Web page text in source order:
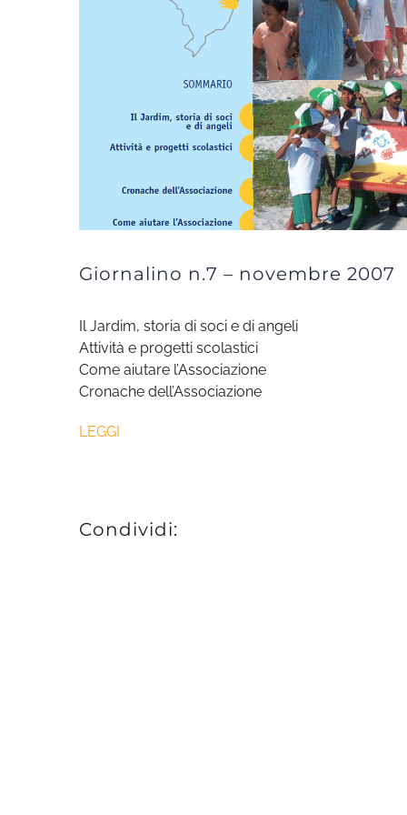
Giornalino n.7 – novembre 2007
Il Jardim, storia di soci e di angeli
Attività e progetti scolastici
Come aiutare l’Associazione
Cronache dell’Associazione
LEGGI
Condividi: